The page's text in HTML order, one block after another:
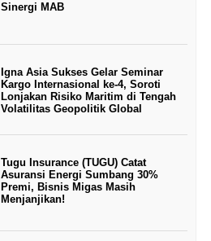
Sinergi MAB
Igna Asia Sukses Gelar Seminar
Kargo Internasional ke-4, Soroti
Lonjakan Risiko Maritim di Tengah
Volatilitas Geopolitik Global
Tugu Insurance (TUGU) Catat
Asuransi Energi Sumbang 30%
Premi, Bisnis Migas Masih
Menjanjikan!